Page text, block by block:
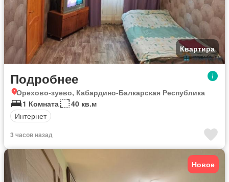
Квартира
Подробнее
Орехово-зуево, Кабардино-Балкарская Республика
1 Комната
40 кв.м
Интернет
3 часов назад
Новое